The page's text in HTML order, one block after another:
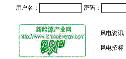
用户名： 密码：
风电资讯
风电招标